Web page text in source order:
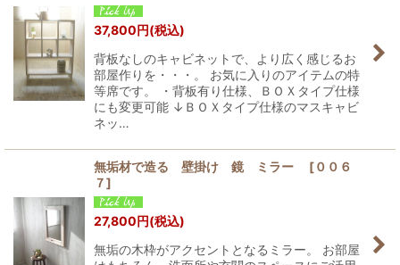
37,800円(税込)
背板なしのキャビネットで、より広く感じるお
部屋作りを・・・。 お気に入りのアイテムの特
等席です。 ・背板有り仕様、ＢＯＸタイプ仕様
にも変更可能 ↓ＢＯＸタイプ仕様のマスキャビ
ネッ…
無垢材で造る 壁掛け 鏡 ミラー [００６
７]
27,800円(税込)
無垢の木枠がアクセントとなるミラー。 お部屋